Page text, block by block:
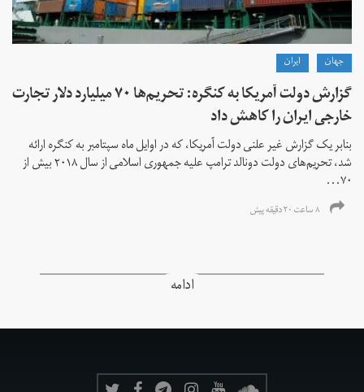
جهان ايران
گزارش دولت آمریکا به کنگره: تحریم‌ها ۷۰ میلیارد دلار تجارت
خارجی ایران را کاهش داد
بنابر یک گزارش غیر علنی دولت آمریکا، که در اوایل ماه سپتامبر به کنگره ارائه
شد، تحریم‌های دولت دونالد ترامپ علیه جمهوری اسلامی از سال ۲۰۱۸ بیش از
۷۰...
۸ ساعت ۲۰ دقیقه پیش
ادامه